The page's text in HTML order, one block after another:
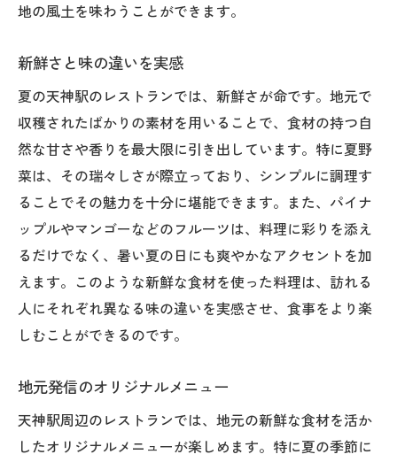
地の風土を味わうことができます。
新鮮さと味の違いを実感
夏の天神駅のレストランでは、新鮮さが命です。地元で
収穫されたばかりの素材を用いることで、食材の持つ自
然な甘さや香りを最大限に引き出しています。特に夏野
菜は、その瑞々しさが際立っており、シンプルに調理す
ることでその魅力を十分に堪能できます。また、パイナ
ップルやマンゴーなどのフルーツは、料理に彩りを添え
るだけでなく、暑い夏の日にも爽やかなアクセントを加
えます。このような新鮮な食材を使った料理は、訪れる
人にそれぞれ異なる味の違いを実感させ、食事をより楽
しむことができるのです。
地元発信のオリジナルメニュー
天神駅周辺のレストランでは、地元の新鮮な食材を活か
したオリジナルメニューが楽しめます。特に夏の季節に